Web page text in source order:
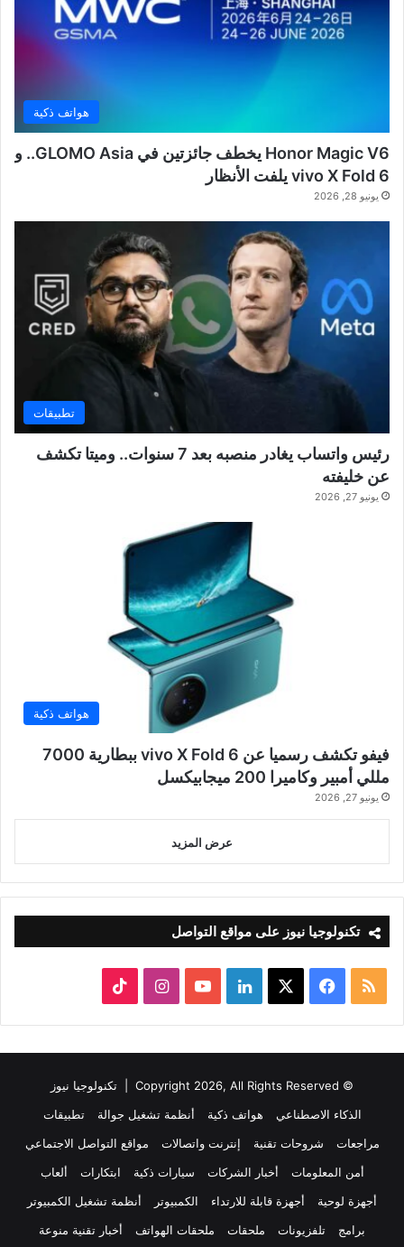
هواتف ذكية
Honor Magic V6 يخطف جائزتين في GLOMO Asia.. و
vivo X Fold 6 يلفت الأنظار
يونيو 28, 2026
تطبيقات
رئيس واتساب يغادر منصبه بعد 7 سنوات.. وميتا تكشف
عن خليفته
يونيو 27, 2026
هواتف ذكية
فيفو تكشف رسميا عن vivo X Fold 6 ببطارية 7000
مللي أمبير وكاميرا 200 ميجابيكسل
يونيو 27, 2026
عرض المزيد
تكنولوجيا نيوز على مواقع التواصل
ملخص
الموقع
RSS
فيسبوك لينكدإن‫YouTubeانستقرام
© Copyright 2026, All Rights Reserved |
تكنولوجيا نيوز
الذكاء الاصطناعي
هواتف ذكية أنظمة تشغيل جوالة
تطبيقات
مراجعات
شروحات تقنية إنترنت واتصالات
مواقع التواصل الاجتماعي
أمن المعلومات
أخبار الشركات سيارات ذكية ابتكارات
ألعاب
أجهزة لوحية
أجهزة قابلة للارتداء الكمبيوتر
أنظمة تشغيل الكمبيوتر
برامج
تلفزيونات ملحقات ملحقات الهواتف أخبار تقنية منوعة